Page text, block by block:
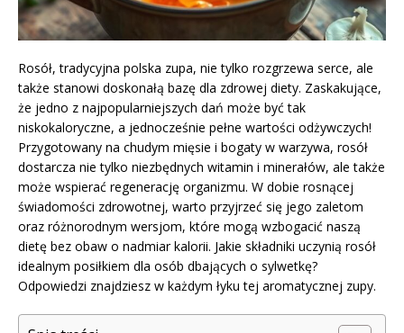
Rosół, tradycyjna polska zupa, nie tylko rozgrzewa serce, ale
także stanowi doskonałą bazę dla zdrowej diety. Zaskakujące,
że jedno z najpopularniejszych dań może być tak
niskokaloryczne, a jednocześnie pełne wartości odżywczych!
Przygotowany na chudym mięsie i bogaty w warzywa, rosół
dostarcza nie tylko niezbędnych witamin i minerałów, ale także
może wspierać regenerację organizmu. W dobie rosnącej
świadomości zdrowotnej, warto przyjrzeć się jego zaletom
oraz różnorodnym wersjom, które mogą wzbogacić naszą
dietę bez obaw o nadmiar kalorii. Jakie składniki uczynią rosół
idealnym posiłkiem dla osób dbających o sylwetkę?
Odpowiedzi znajdziesz w każdym łyku tej aromatycznej zupy.